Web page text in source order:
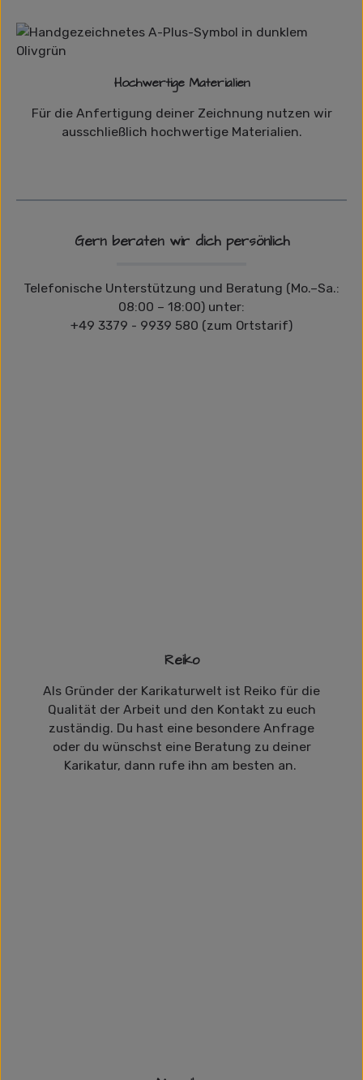
Hochwertige Materialien
Für die Anfertigung deiner Zeichnung nutzen wir
ausschließlich hochwertige Materialien.
Gern beraten wir dich persönlich
Telefonische Unterstützung und Beratung (Mo.–Sa.:
08:00 – 18:00) unter:
+49 3379 - 9939 580 (zum Ortstarif)
Reiko
Als Gründer der Karikaturwelt ist Reiko für die
Qualität der Arbeit und den Kontakt zu euch
zuständig. Du hast eine besondere Anfrage
oder du wünschst eine Beratung zu deiner
Karikatur, dann rufe ihn am besten an.